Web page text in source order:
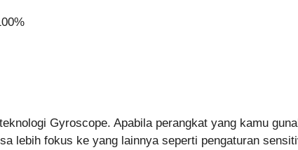
Gyroscope. Apabila perangkat yang kamu
lebih fokus ke yang lainnya seperti pengaturan